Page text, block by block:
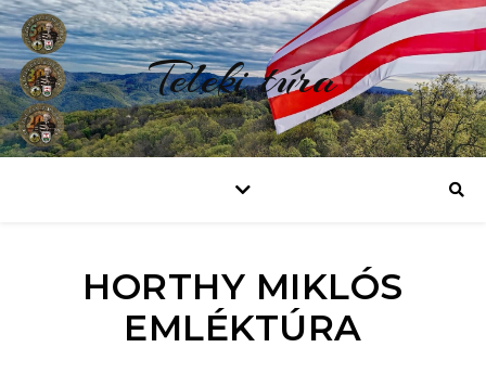
Teleki túra
HORTHY MIKLÓS
EMLÉKTÚRA